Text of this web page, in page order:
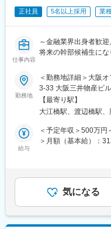
変更の範囲：本文参照
※1 将来的には東京拠
ください。 <https://
この仕事の醍醐味は
ながら、日本の証券市
イヤーとして市場に
正性を守る立場になる
義の高い仕事に挑戦
て専任担当者を設置
で募集いたします。
■当社について：
日本取引所グループ
正社員 5名以上採用 業
仕事内容
～金融業界出身者歓
将来の幹部候補生に
◆在宅×フレックス×
◆効率性と柔軟性を重
身の働きやすい環境
◆中長期計画にて外
ーズのため増員採用中
◆生成AIやデジタル
現場レベルでも注力
販売代理店に対し、
売活動をサポートす
おいて、代理店が自
勤務地
＜勤務地詳細＞大阪
3-33 大阪三井物産ビ
橋【出口4】駅受動喫
会社の定める事業所（
【最寄り駅】
大江橋駅、渡辺橋駅、
給与
＜予定年収＞500万
＞月額（基本給）：
績に応じて支給）賃
じて上下する可能性
記です。
気になる